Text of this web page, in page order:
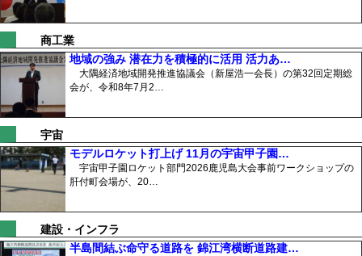
商工業
地域の強み 潜在力を積極的に活用 活力あ…
大隅経済地域開発推進協議会（新屋浩一会長）の第32回定期総
会が、令和8年7月2…
宇宙
モデルロケット打上げ 11月の宇宙甲子園…
宇宙甲子園ロケット部門2026鹿児島大会事前ワークショップの
肝付町会場が、20…
建設・インフラ
半島間結ぶ命守る道路を 錦江湾横断道路建…